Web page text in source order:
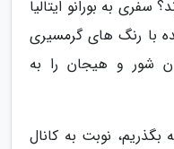
به بورانو ایتالیا
با رنگ های گرمسیری
شور و هیجان را به
بگذریم، نوبت به کانال